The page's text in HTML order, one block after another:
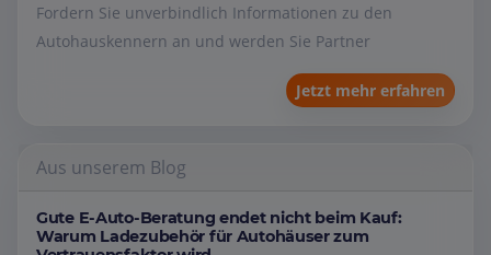
Fordern Sie unverbindlich Informationen zu den
Autohauskennern an und werden Sie Partner
Jetzt mehr erfahren
Aus unserem Blog
Gute E-Auto-Beratung endet nicht beim Kauf:
Warum Ladezubehör für Autohäuser zum